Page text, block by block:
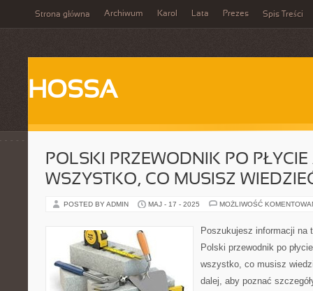
Strona główna Archiwum Karol Lata Prezes Spis Treści
HOSSA
POLSKI PRZEWODNIK PO
WSZYSTKO, CO MUSISZ
POSTED BY ADMIN MAJ - 17 - 2025 MOŻLIWOŚĆ
Poszukujesz informacji na
Polski przewodnik po
wszystko, co musisz
dalej, aby poznać